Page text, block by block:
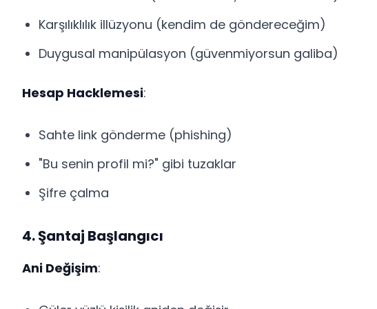
Karşılıklılık illüzyonu (kendim de göndereceğim)
Duygusal manipülasyon (güvenmiyorsun galiba)
Hesap Hacklemesi:
Sahte link gönderme (phishing)
"Bu senin profil mi?" gibi tuzaklar
Şifre çalma
4. Şantaj Başlangıcı
Ani Değişim: